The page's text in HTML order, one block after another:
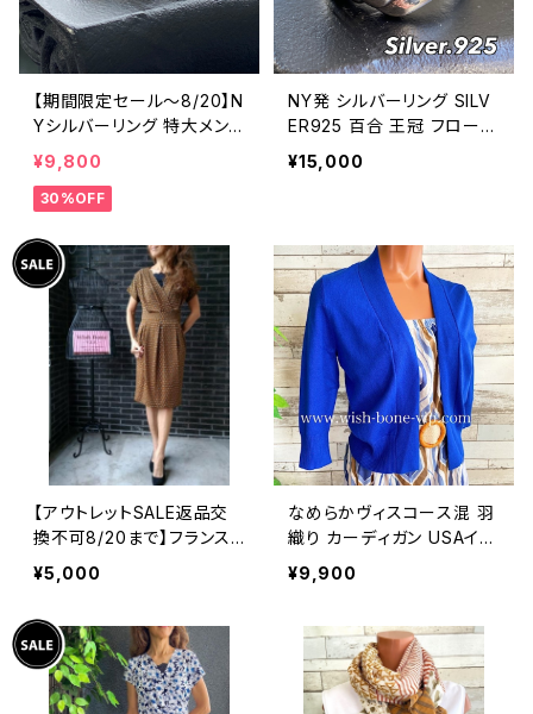
【期間限定セール～8/20】N
Yシルバーリング 特大メン
ズリング SILVER925 フェザ
ーリング ナバホ族 インディ
アンジュエリー 太め 指輪
¥9,800
30%OFF
NY発 シルバーリング SILV
ER925 百合 王冠 フローラ
ルリング ブラックストーン
指輪
¥15,000
【アウトレットSALE返品交
換不可8/20まで】フランス
製インポートワンピース｜L
ONNKEL PARIS クラシカ
ツ ワンピース/ブラウン系
¥5,000
なめらかヴィスコース混 羽
織り カーディガン USAイン
ポート/ブルー
¥9,900